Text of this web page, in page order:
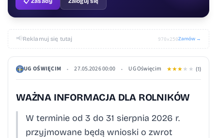
📢Reklamuj się tutaj 970×250Zamów →
UG OŚWIĘCIM • 27.05.2026 00:00 • UG Oświęcim ★★★ ★ ★ (1)
WAŻNA INFORMACJA DLA ROLNIKÓW
W terminie od 3 do 31 sierpnia 2026 r.
przyjmowane będą wnioski o zwrot